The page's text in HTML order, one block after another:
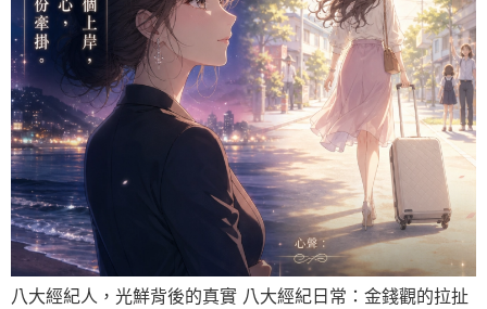
八大經紀人，光鮮背後的真實 八大經紀日常：金錢觀的拉扯